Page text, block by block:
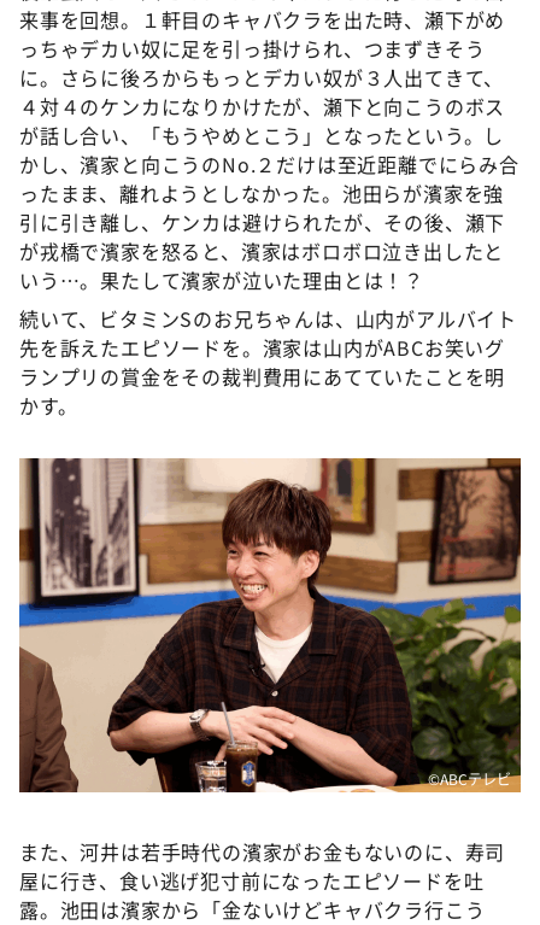
来事を回想。１軒目のキャバクラを出た時、瀬下がめ
っちゃデカい奴に足を引っ掛けられ、つまずきそう
に。さらに後ろからもっとデカい奴が３人出てきて、
４対４のケンカになりかけたが、瀬下と向こうのボス
が話し合い、「もうやめとこう」となったという。し
かし、濱家と向こうのNo.２だけは至近距離でにらみ合
ったまま、離れようとしなかった。池田らが濱家を強
引に引き離し、ケンカは避けられたが、その後、瀬下
が戎橋で濱家を怒ると、濱家はボロボロ泣き出したと
いう…。果たして濱家が泣いた理由とは！？
続いて、ビタミンSのお兄ちゃんは、山内がアルバイト
先を訴えたエピソードを。濱家は山内がABCお笑いグ
ランプリの賞金をその裁判費用にあてていたことを明
かす。
©ABCテレビ
また、河井は若手時代の濱家がお金もないのに、寿司
屋に行き、食い逃げ犯寸前になったエピソードを吐
露。池田は濱家から「金ないけどキャバクラ行こう